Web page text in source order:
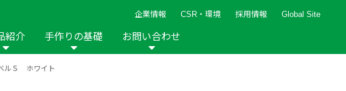
企業情報 CSR・環境 採用情報 Global Site
紹介
商品名や商品情報など
手作りの基礎 お問い合わせ
ルＳ ホワイト